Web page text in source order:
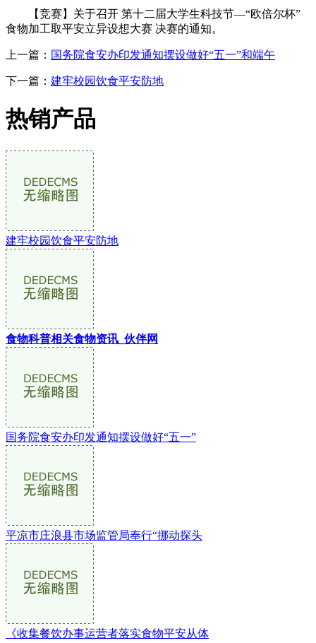
【竞赛】关于召开 第十二届大学生科技节—“欧倍尔杯”
食物加工取平安立异设想大赛 决赛的通知。
上一篇： 国务院食安办印发通知摆设做好“五一”和端午
下一篇： 建牢校园饮食平安防地
热销产品
建牢校园饮食平安防地
食物科普相关食物资讯_伙伴网
国务院食安办印发通知摆设做好“五一”
平凉市庄浪县市场监管局奉行“挪动探头
《收集餐饮办事运营者落实食物平安从体